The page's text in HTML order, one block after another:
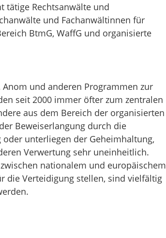
tätige Rechtsanwälte und
und Fachanwältinnen für
BtmG, WaffG und organisierte
Anom und anderen Programmen zur
seit 2000 immer öfter zum zentralen
aus dem Bereich der organisierten
Beweiserlangung durch die
unterliegen der Geheimhaltung,
Verwertung sehr uneinheitlich.
nationalem und europäischem
die Verteidigung stellen, sind vielfältig